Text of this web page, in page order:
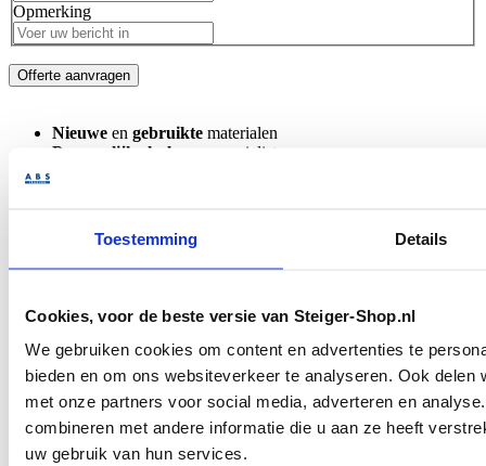
Toestemming Details
Cookies, voor de beste versie van Steiger-Shop.nl
We gebruiken cookies om content en advertenties te
bieden en om ons websiteverkeer te analyseren. Ook
met onze partners voor social media, adverteren en
combineren met andere informatie die u aan ze heeft
uw gebruik van hun services.
Opmerking
Offerte aanvragen
Nieuwe en gebruikte materialen
Persoonlijke hulp
van specialisten
Onze gebruikte Layher AR tralieliggers staal 6,00m blauw worden
bevinden.
Dankzij deze kwaliteitscontrole bent u verzekerd van betrouwbare
materialen, tegen een aantrekkelijke prijs.
In enkele gevallen kunnen wij, bijvoorbeeld door overnames, ook
niet-Layher aanbieden. Heeft u hier interesse in? Neem dan gerust
contact met ons op voor de mogelijkheden.